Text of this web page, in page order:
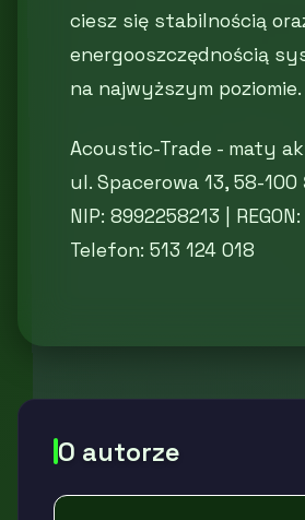
ciesz się stabilnością
energooszczędnością
na najwyższym poziomie.
Acoustic-Trade - maty
ul. Spacerowa 13, 58-100
NIP: 8992258213 |
Telefon: 513 124 018
O autorze